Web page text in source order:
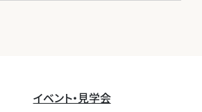
イベント・見学会